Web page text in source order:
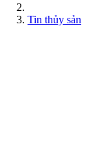
Tin thủy sản